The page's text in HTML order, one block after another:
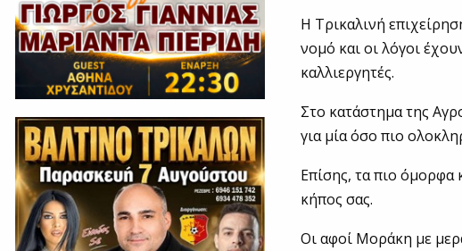
H Tρικαλινή
νομό και οι λόγοι
καλλιεργητές.
Στο κατάστημα της
για μία όσο πιο
Επίσης, τα πιο όμορφα
κήπος σας.
Οι αφοί Μοράκη με